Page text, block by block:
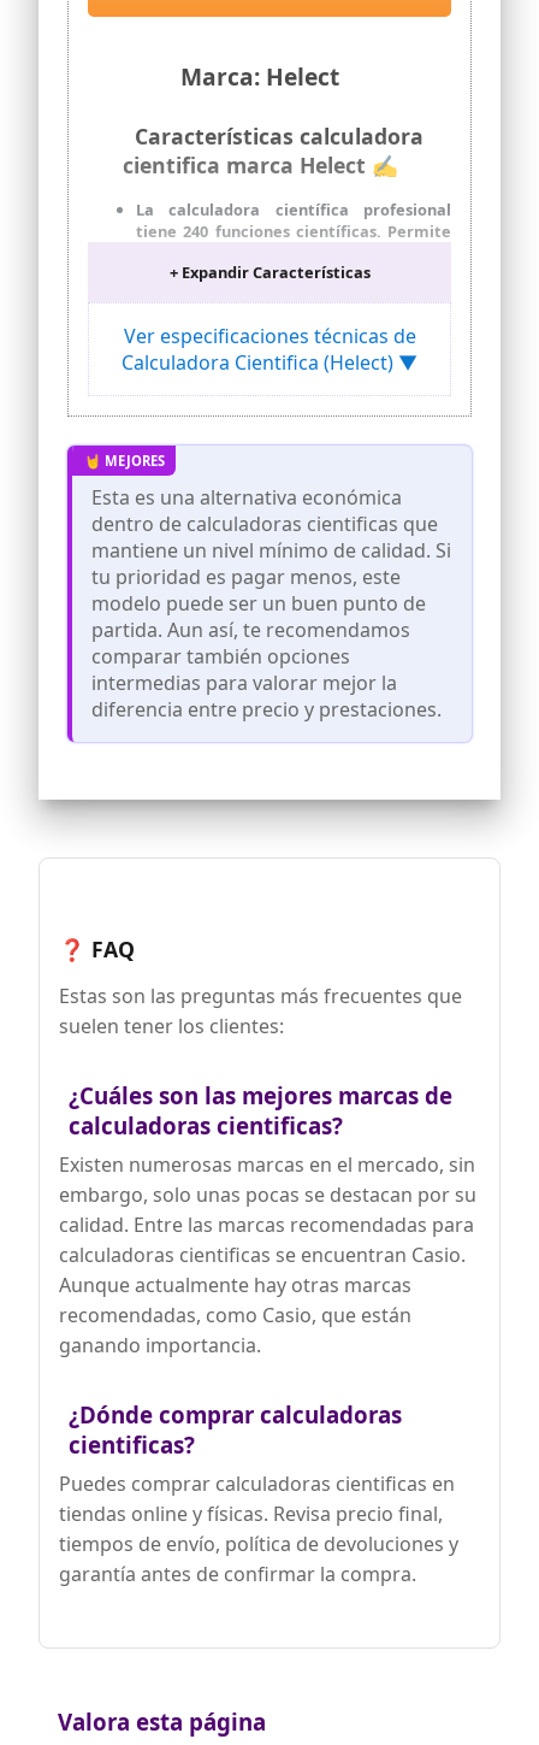
Marca: Helect
Características calculadora
cientifica marca Helect ✍
La calculadora científica profesional
tiene 240 funciones científicas. Permite
estadísticos variables de 1 y 2, tres
graduados) y modos de notación
científica y técnica
Pantalla panorámica HD de 12 dígitos. La
pantalla de 2 líneas muestra entradas y
resultados simultáneamente. Funciona
errores
Diseño ergonómico y proporciona un
agarre cómodo. Botones atractivos,
números claros y resistentes a los
arañazos
Una robusta caja de protección
deslizante cubre ambos lados de la
calculadora. Proteger botones y cuerpo
del dispositivo
El paquete incluye: 1 calculadora
científica, instrucciones (idioma español
no garantizado)
+ Expandir Características
Ver especificaciones técnicas de
Calculadora Cientifica (Helect) ▼
Esta es una alternativa económica
dentro de calculadoras cientificas que
mantiene un nivel mínimo de calidad. Si
tu prioridad es pagar menos, este
modelo puede ser un buen punto de
partida. Aun así, te recomendamos
comparar también opciones
intermedias para valorar mejor la
diferencia entre precio y prestaciones.
❓ FAQ
Estas son las preguntas más frecuentes que
suelen tener los clientes:
¿Cuáles son las mejores marcas de
calculadoras cientificas?
Existen numerosas marcas en el mercado, sin
embargo, solo unas pocas se destacan por su
calidad. Entre las marcas recomendadas para
calculadoras cientificas se encuentran Casio.
Aunque actualmente hay otras marcas
recomendadas, como Casio, que están
ganando importancia.
¿Dónde comprar calculadoras
cientificas?
Puedes comprar calculadoras cientificas en
tiendas online y físicas. Revisa precio final,
tiempos de envío, política de devoluciones y
garantía antes de confirmar la compra.
Valora esta página